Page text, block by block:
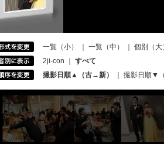
一覧（小） 一覧（中） 個別（大
2ji-con
すべて
撮影日順▲（古→新）
撮影日順▼